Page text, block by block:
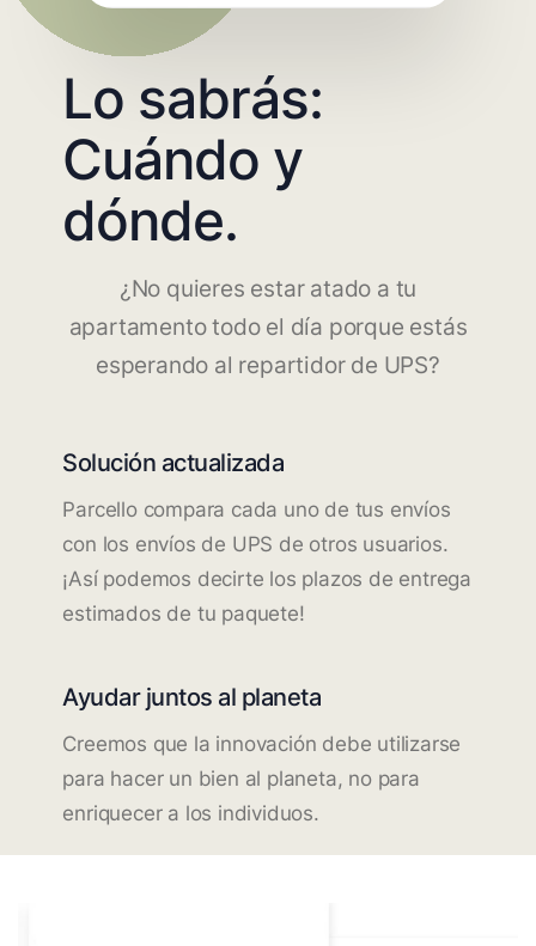
Lo sabrás:
Cuándo y
dónde.
¿No quieres estar atado a tu
apartamento todo el día porque estás
esperando al repartidor de UPS?
Solución actualizada
Parcello compara cada uno de tus envíos
con los envíos de UPS de otros usuarios.
¡Así podemos decirte los plazos de entrega
estimados de tu paquete!
Ayudar juntos al planeta
Creemos que la innovación debe utilizarse
para hacer un bien al planeta, no para
enriquecer a los individuos.